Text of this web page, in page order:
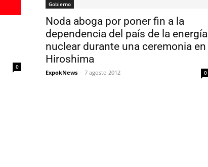
0
Gobierno
Noda aboga por poner fin a la
dependencia del país de la energía
nuclear durante una ceremonia en
Hiroshima
ExpokNews - 7 agosto 2012 0